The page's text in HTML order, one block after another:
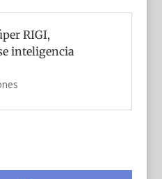
RIGI,
inteligencia